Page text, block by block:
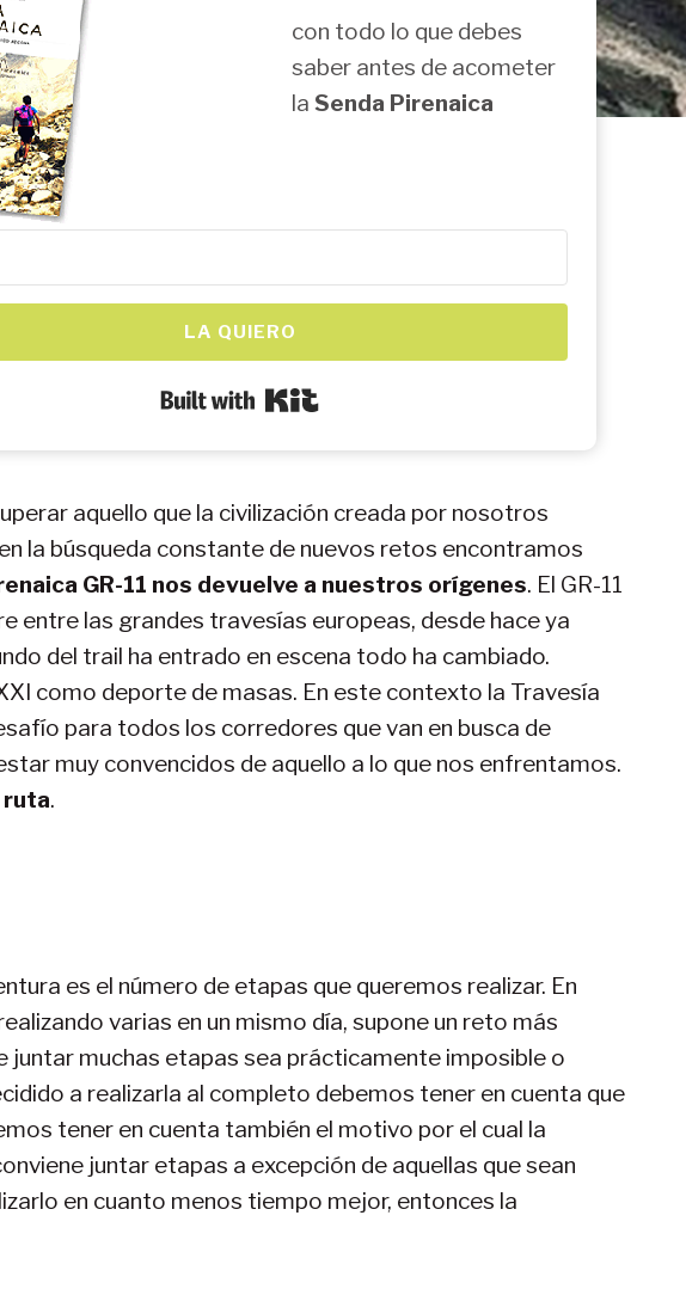
con todo lo que debes
saber antes de acometer
la Senda Pirenaica
LA QUIERO
aquello que la civilización creada por nosotros
la búsqueda constante de nuevos retos encontramos
GR-11 nos devuelve a nuestros orígenes. El GR-11
entre las grandes travesías europeas, desde hace ya
del trail ha entrado en escena todo ha cambiado.
como deporte de masas. En este contexto la Travesía
para todos los corredores que van en busca de
muy convencidos de aquello a lo que nos enfrentamos.
ruta.
es el número de etapas que queremos realizar. En
varias en un mismo día, supone un reto más
juntar muchas etapas sea prácticamente imposible o
a realizarla al completo debemos tener en cuenta que
tener en cuenta también el motivo por el cual la
juntar etapas a excepción de aquellas que sean
en cuanto menos tiempo mejor, entonces la